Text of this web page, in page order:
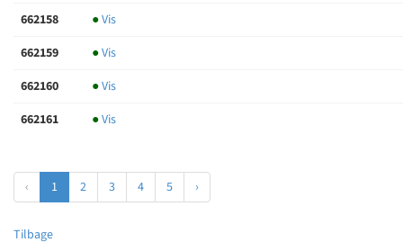
662158
●Vis
662159
●Vis
662160
●Vis
662161
●Vis
‹ 1 2 3 4 5 ›
Tilbage